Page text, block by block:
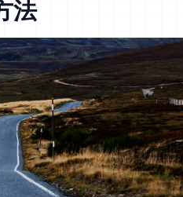
法